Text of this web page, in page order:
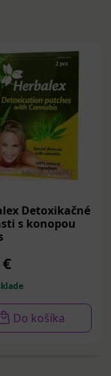
Detoxikačné
s konopou
Do košíka